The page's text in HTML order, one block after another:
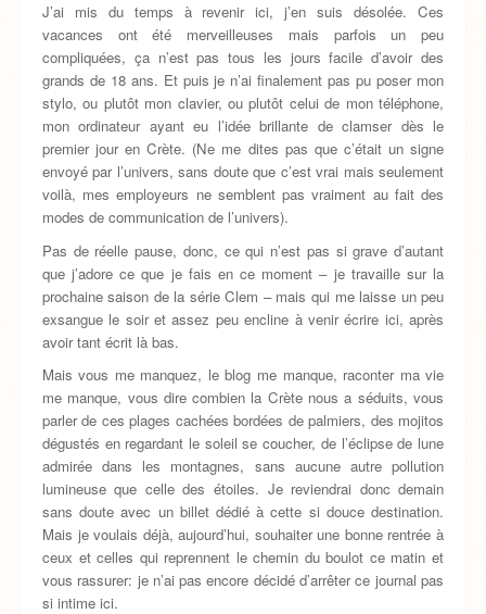
J’ai mis du temps à revenir ici, j’en suis désolée. Ces
vacances ont été merveilleuses mais parfois un peu
compliquées, ça n’est pas tous les jours facile d’avoir des
grands de 18 ans. Et puis je n’ai finalement pas pu poser mon
stylo, ou plutôt mon clavier, ou plutôt celui de mon téléphone,
mon ordinateur ayant eu l’idée brillante de clamser dès le
premier jour en Crète. (Ne me dites pas que c’était un signe
envoyé par l’univers, sans doute que c’est vrai mais seulement
voilà, mes employeurs ne semblent pas vraiment au fait des
modes de communication de l’univers).
Pas de réelle pause, donc, ce qui n’est pas si grave d’autant
que j’adore ce que je fais en ce moment – je travaille sur la
prochaine saison de la série Clem – mais qui me laisse un peu
exsangue le soir et assez peu encline à venir écrire ici, après
avoir tant écrit là bas.
Mais vous me manquez, le blog me manque, raconter ma vie
me manque, vous dire combien la Crète nous a séduits, vous
parler de ces plages cachées bordées de palmiers, des mojitos
dégustés en regardant le soleil se coucher, de l’éclipse de lune
admirée dans les montagnes, sans aucune autre pollution
lumineuse que celle des étoiles. Je reviendrai donc demain
sans doute avec un billet dédié à cette si douce destination.
Mais je voulais déjà, aujourd’hui, souhaiter une bonne rentrée à
ceux et celles qui reprennent le chemin du boulot ce matin et
vous rassurer: je n’ai pas encore décidé d’arrêter ce journal pas
si intime ici.